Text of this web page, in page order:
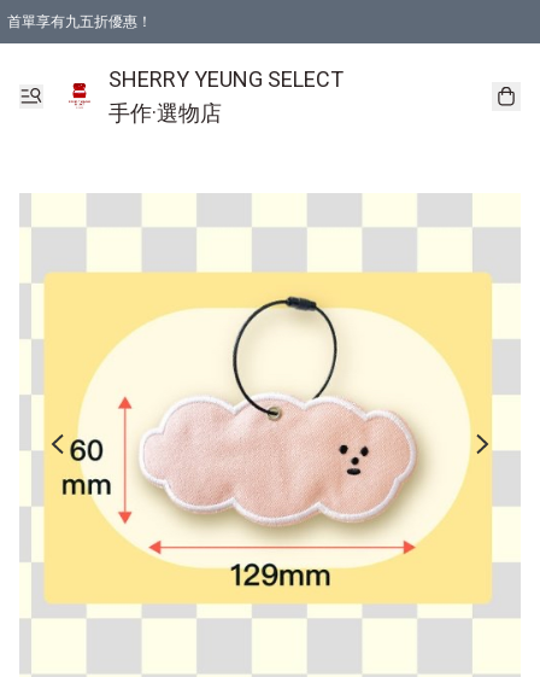
首單享有九五折優惠！
SHERRY YEUNG SELECT
手作·選物店